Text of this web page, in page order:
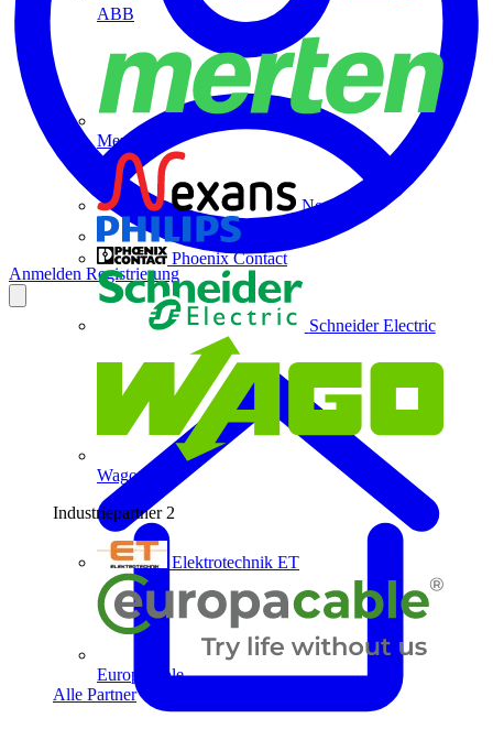
ABB
Merten
Nexans
Phoenix Contact
Schneider Electric
Wago
Industriepartner 2
Elektrotechnik ET
Europacable
Alle Partner
Anmelden Registrierung